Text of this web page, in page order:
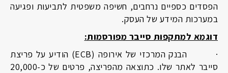
הפסדים כספיים נרחבים, חשיפה משפטית לתביעות ופגיעה
במערכות המידע של העסק.
דוגמא למתקפות סייבר מפורסמות:
· הבנק המרכזי של אירופה (ECB) הודיע על פריצת
סייבר לאתר שלו. כתוצאה מהפריצה, פרטים של כ-20,000